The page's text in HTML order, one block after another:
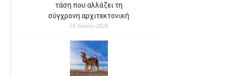
τάση που αλλάζει τη
σύγχρονη αρχιτεκτονική
28 Ιουλίου 2026